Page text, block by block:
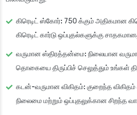
கிரெடிட் ஸ்கோர்: 750 க்கும் அதிகமான
கிரெடிட் கார்டு ஒப்புதல்களுக்கு
வருமான ஸ்திரத்தன்மை: நிலையான
தொகையை திருப்பிச் செலுத்தும் உங்கள்
கடன்-வருமான விகிதம்: குறைந்த
நிலைமை மற்றும் ஒப்புதலுக்கான சிறந்த